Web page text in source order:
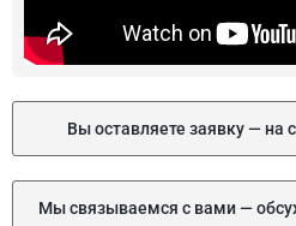
Вы оставляете заявку — на
Мы связываемся с вами —